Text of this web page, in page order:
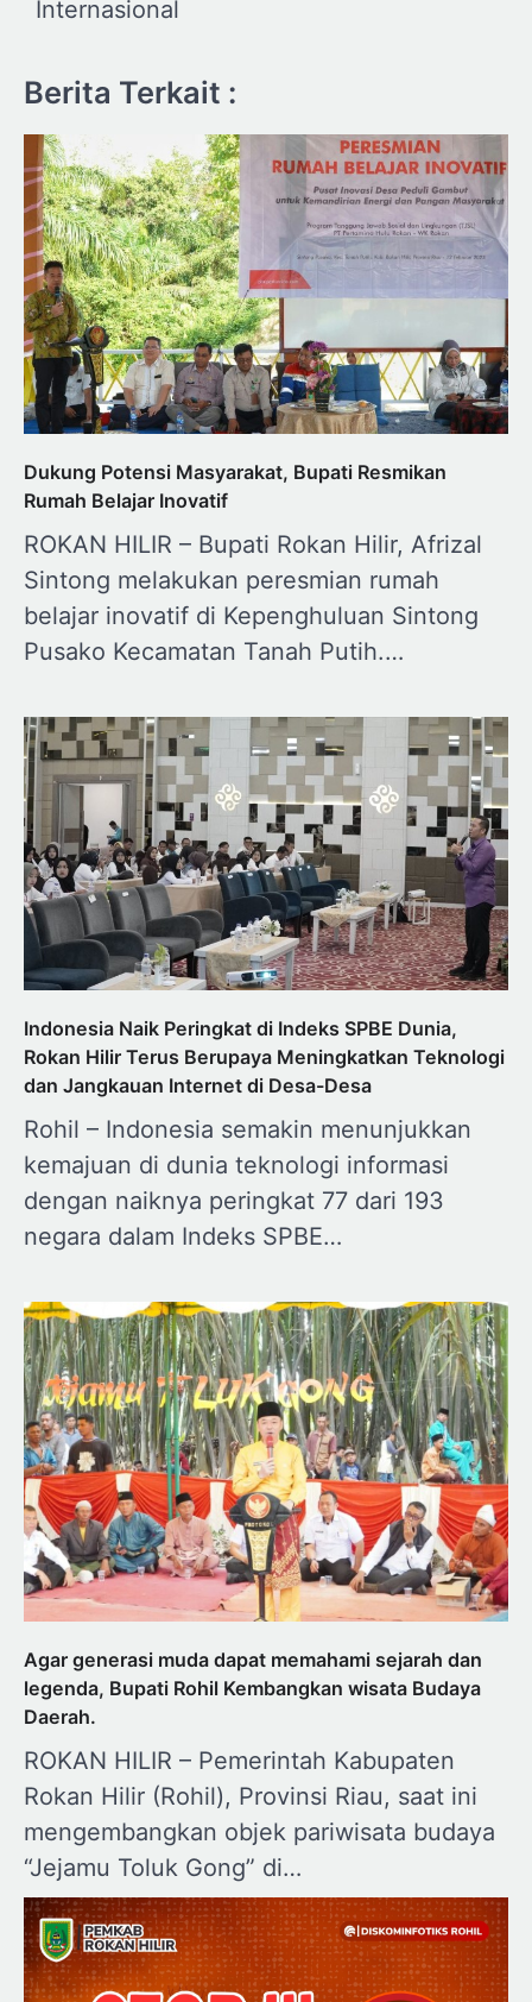
Internasional
Berita Terkait :
Dukung Potensi Masyarakat, Bupati Resmikan
Rumah Belajar Inovatif
ROKAN HILIR – Bupati Rokan Hilir, Afrizal
Sintong melakukan peresmian rumah
belajar inovatif di Kepenghuluan Sintong
Pusako Kecamatan Tanah Putih.…
Indonesia Naik Peringkat di Indeks SPBE Dunia,
Rokan Hilir Terus Berupaya Meningkatkan Teknologi
dan Jangkauan Internet di Desa-Desa
Rohil – Indonesia semakin menunjukkan
kemajuan di dunia teknologi informasi
dengan naiknya peringkat 77 dari 193
negara dalam Indeks SPBE…
Agar generasi muda dapat memahami sejarah dan
legenda, Bupati Rohil Kembangkan wisata Budaya
Daerah.
ROKAN HILIR – Pemerintah Kabupaten
Rokan Hilir (Rohil), Provinsi Riau, saat ini
mengembangkan objek pariwisata budaya
“Jejamu Toluk Gong” di…